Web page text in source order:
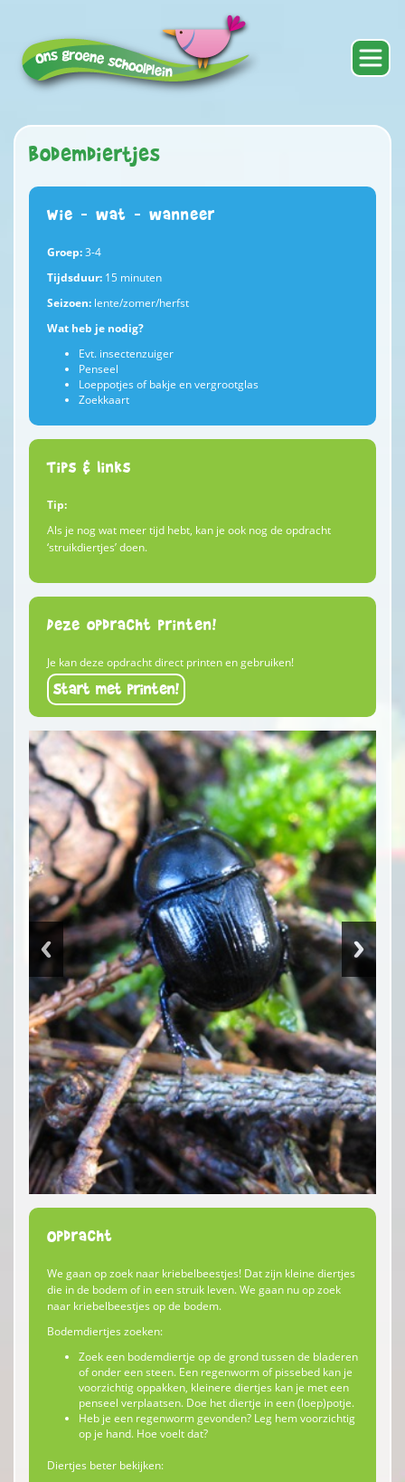
Bodemdiertjes
Wie – wat – wanneer
Groep:3-4
Tijdsduur: 15 minuten
Seizoen: lente/zomer/herfst
Wat heb je nodig?
Evt. insectenzuiger
Penseel
Loeppotjes of bakje en vergrootglas
Zoekkaart
Tips & links
Tip:
Als je nog wat meer tijd hebt, kan je ook nog de opdracht
‘struikdiertjes’ doen.
Deze opdracht printen!
Je kan deze opdracht direct printen en gebruiken!
Start met printen!
Opdracht
We gaan op zoek naar kriebelbeestjes! Dat zijn kleine diertjes
die in de bodem of in een struik leven. We gaan nu op zoek
naar kriebelbeestjes op de bodem.
Bodemdiertjes zoeken:
Zoek een bodemdiertje op de grond tussen de bladeren
of onder een steen. Een regenworm of pissebed kan je
voorzichtig oppakken, kleinere diertjes kan je met een
penseel verplaatsen. Doe het diertje in een (loep)potje.
Heb je een regenworm gevonden? Leg hem voorzichtig
op je hand. Hoe voelt dat?
Diertjes beter bekijken: